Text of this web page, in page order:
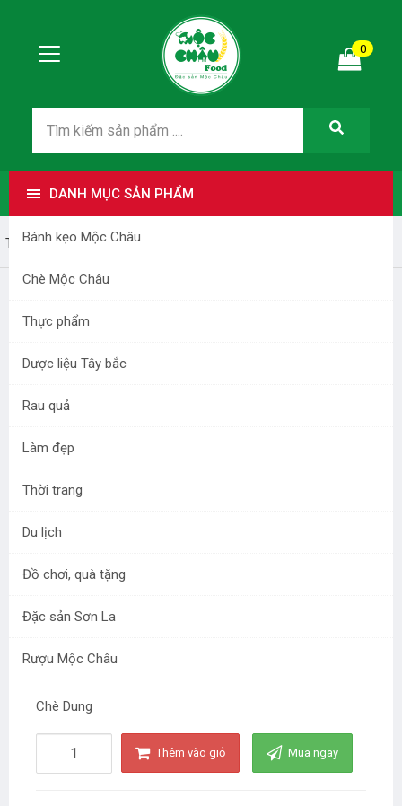
0
DANH MỤC SẢN PHẨM
Bánh kẹo Mộc Châu
Chè Mộc Châu
Thực phẩm
Dược liệu Tây bắc
Rau quả
Làm đẹp
Thời trang
Du lịch
Đồ chơi, quà tặng
Đặc sản Sơn La
Rượu Mộc Châu
Trang nhất Dược liệu Tây bắc
Chè Dung
Mã sản phẩm:
50.000
Chè Dung
Thêm vào giỏ Mua ngay